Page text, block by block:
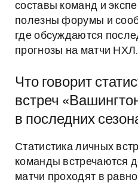
составы команд и
полезны форумы и
где обсуждаются
прогнозы на матчи НХЛ.
Что говорит
встреч
в последних
Статистика личных
команды встречаются
матчи проходят в